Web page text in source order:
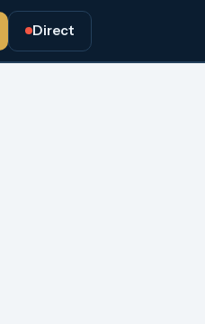
Direct